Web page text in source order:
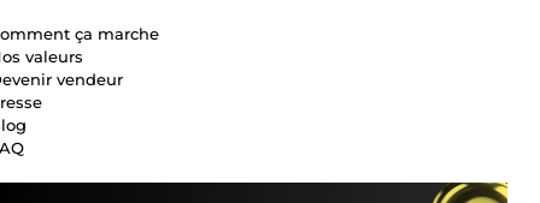
ça marche
valeurs
vendeur